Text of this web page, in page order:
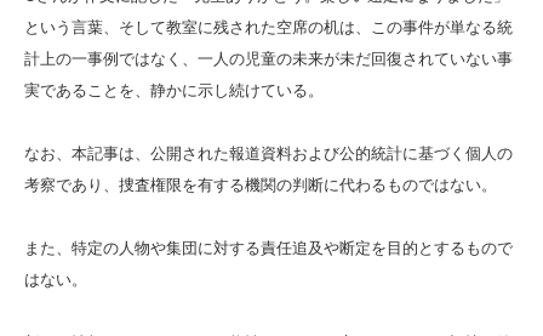
という言葉、そして教室に残された空席の机は、この事件が単なる統
計上の一事例ではなく、一人の児童の未来が未だ回復されていない事
実であることを、静かに示し続けている。
なお、本記事は、公開された報道資料および公的統計に基づく個人の
考察であり、捜査権限を有する機関の判断に代わるものではない。
また、特定の人物や集団に対する責任追及や断定を目的とするもので
はない。